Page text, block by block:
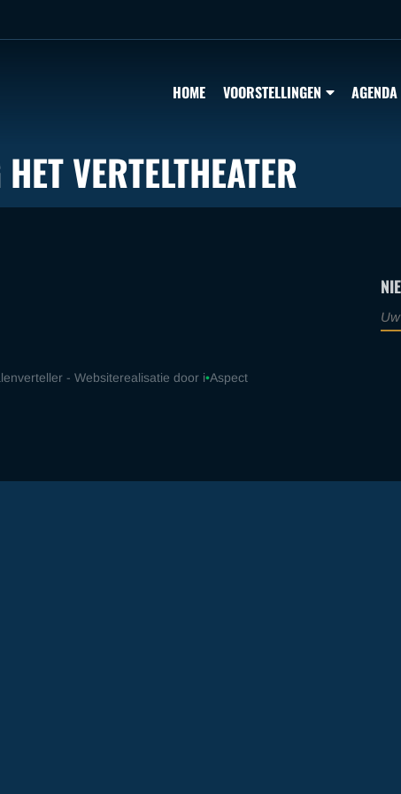
HOME VOORSTELLINGEN AGENDA
VERTELTHEATER
- Websiterealisatie door i•Aspect